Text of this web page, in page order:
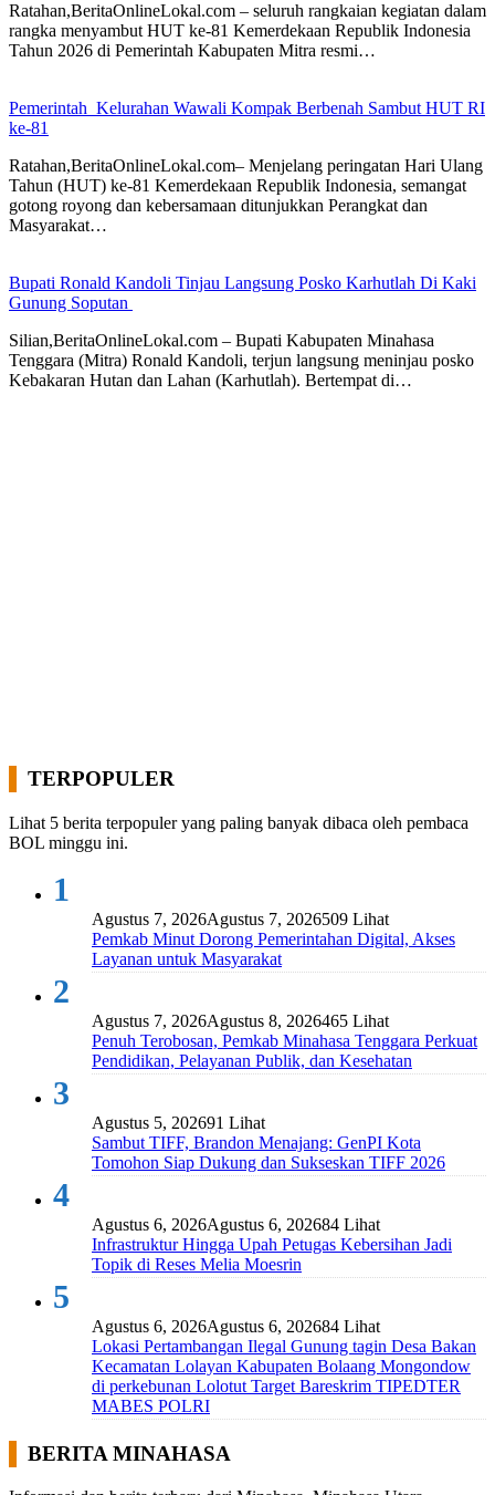
Ratahan,BeritaOnlineLokal.com – seluruh rangkaian kegiatan dalam
rangka menyambut HUT ke-81 Kemerdekaan Republik Indonesia
Tahun 2026 di Pemerintah Kabupaten Mitra resmi…
Pemerintah Kelurahan Wawali Kompak Berbenah Sambut HUT RI
ke-81
Ratahan,BeritaOnlineLokal.com– Menjelang peringatan Hari Ulang
Tahun (HUT) ke-81 Kemerdekaan Republik Indonesia, semangat
gotong royong dan kebersamaan ditunjukkan Perangkat dan
Masyarakat…
Bupati Ronald Kandoli Tinjau Langsung Posko Karhutlah Di Kaki
Gunung Soputan
Silian,BeritaOnlineLokal.com – Bupati Kabupaten Minahasa
Tenggara (Mitra) Ronald Kandoli, terjun langsung meninjau posko
Kebakaran Hutan dan Lahan (Karhutlah). Bertempat di…
TERPOPULER
Lihat 5 berita terpopuler yang paling banyak dibaca oleh pembaca
BOL minggu ini.
1
Agustus 7, 2026Agustus 7, 2026509 Lihat
Pemkab Minut Dorong Pemerintahan Digital, Akses
Layanan untuk Masyarakat
2
Agustus 7, 2026Agustus 8, 2026465 Lihat
Penuh Terobosan, Pemkab Minahasa Tenggara Perkuat
Pendidikan, Pelayanan Publik, dan Kesehatan
3
Agustus 5, 202691 Lihat
Sambut TIFF, Brandon Menajang: ​GenPI Kota
Tomohon Siap Dukung dan Sukseskan TIFF 2026
4
Agustus 6, 2026Agustus 6, 202684 Lihat
Infrastruktur Hingga Upah Petugas Kebersihan Jadi
Topik di Reses Melia Moesrin
5
Agustus 6, 2026Agustus 6, 202684 Lihat
Lokasi Pertambangan Ilegal Gunung tagin Desa Bakan
Kecamatan Lolayan Kabupaten Bolaang Mongondow
di perkebunan Lolotut Target Bareskrim TIPEDTER
MABES POLRI
BERITA MINAHASA